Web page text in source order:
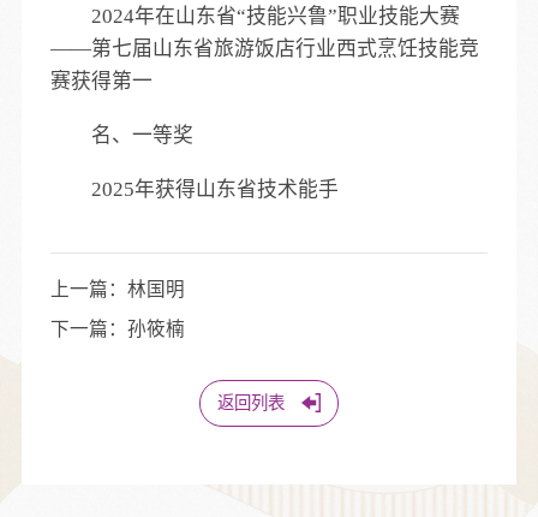
2024年在山东省“技能兴鲁”职业技能大赛
——第七届山东省旅游饭店行业西式烹饪技能竞
赛获得第一
名、一等奖
2025年获得山东省技术能手
上一篇： 林国明
下一篇： 孙筱楠
返回列表